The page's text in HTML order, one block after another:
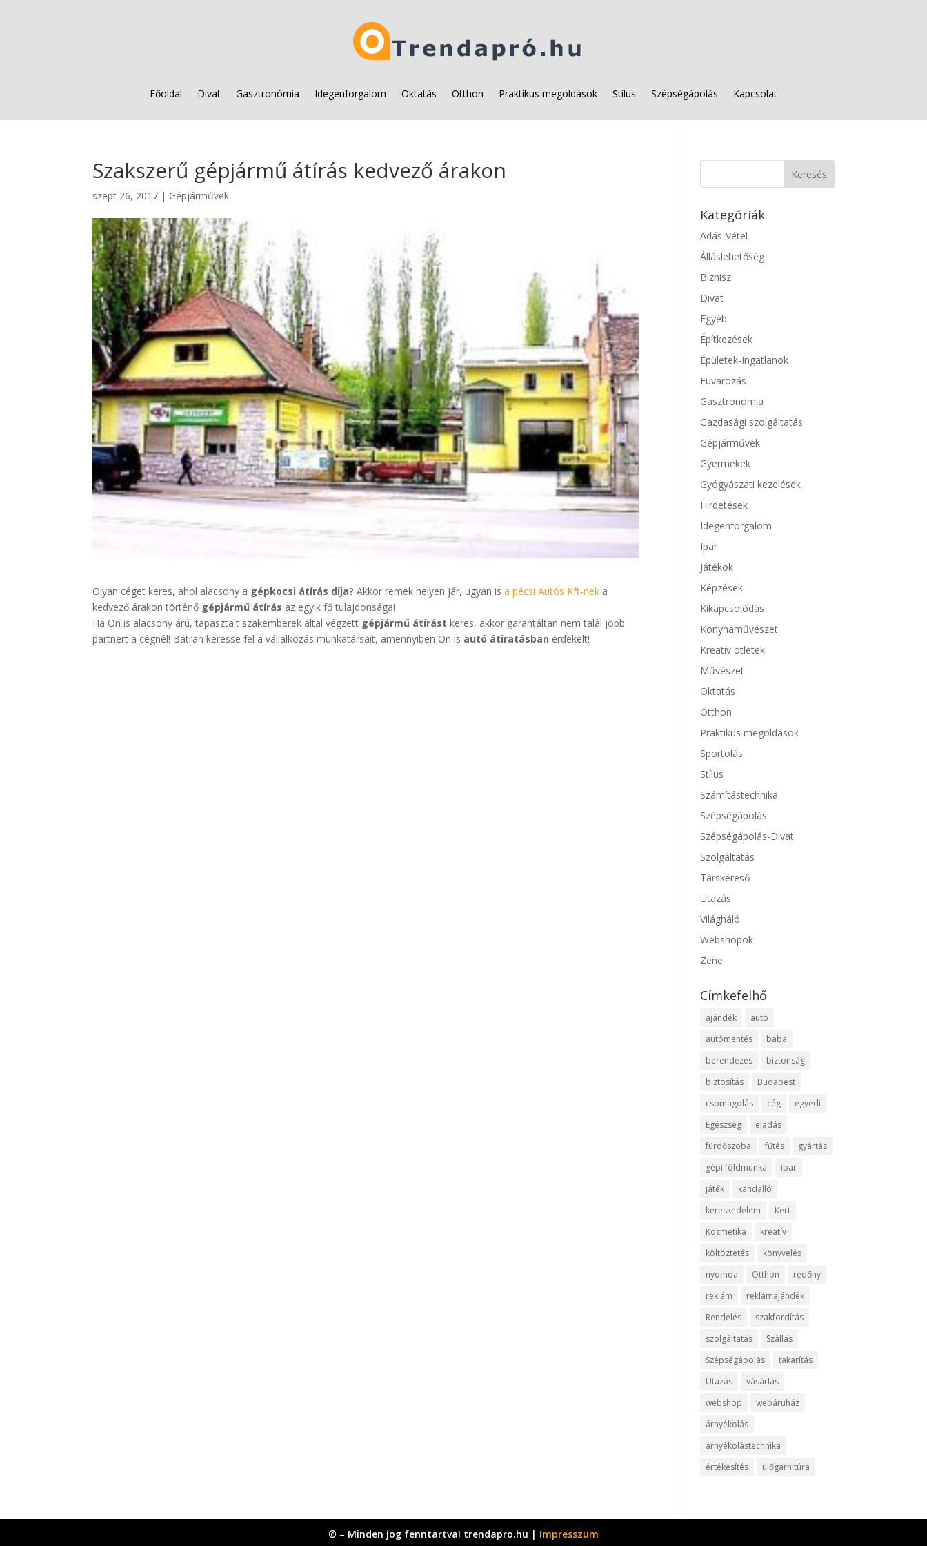
Főoldal Divat Gasztronómia Idegenforgalom Oktatás Otthon Praktikus megoldások Stílus Szépségápolás Kapcsolat
Szakszerű gépjármű átírás kedvező árakon
szept 26, 2017 | Gépjárművek
Olyan céget keres, ahol alacsony a gépkocsi átírás díja? Akkor remek helyen jár, ugyan isa pécsi Autós Kft-nek a
kedvező árakon történő gépjármű átírás az egyik fő tulajdonsága!
Ha Ön is alacsony árú, tapasztalt szakemberek által végzett gépjármű átírástkeres, akkor garantáltan nem talál jobb
partnert a cégnél! Bátran keresse fel a vállalkozás munkatársait, amennyiben Ön is autó átiratásban érdekelt!
Kategóriák
Adás-Vétel
Álláslehetőség
Biznisz
Divat
Egyéb
Építkezések
Épületek-Ingatlanok
Fuvarozás
Gasztronómia
Gazdasági szolgáltatás
Gépjárművek
Gyermekek
Gyógyászati kezelések
Hirdetések
Idegenforgalom
Ipar
Játékok
Képzések
Kikapcsolódás
Konyhaművészet
Kreatív ötletek
Művészet
Oktatás
Otthon
Praktikus megoldások
Sportolás
Stílus
Számítástechnika
Szépségápolás
Szépségápolás-Divat
Szolgáltatás
Társkereső
Utazás
Világháló
Webshopok
Zene
Címkefelhő
ajándék
autó
autómentés
baba
berendezés
biztonság
biztosítás
Budapest
csomagolás
cég
egyedi
Egészség
eladás
fürdőszoba
fűtés
gyártás
gépi földmunka
ipar
játék
kandalló
kereskedelem
Kert
Kozmetika
kreatív
költöztetés
könyvelés
nyomda
Otthon
redőny
reklám
reklámajándék
Rendelés
szakfordítás
szolgáltatás
Szállás
Szépségápolás
takarítás
Utazás
vásárlás
webshop
webáruház
árnyékolás
árnyékolástechnika
értékesítés
ülőgarnitúra
© – Minden jog fenntartva! trendapro.hu | Impresszum